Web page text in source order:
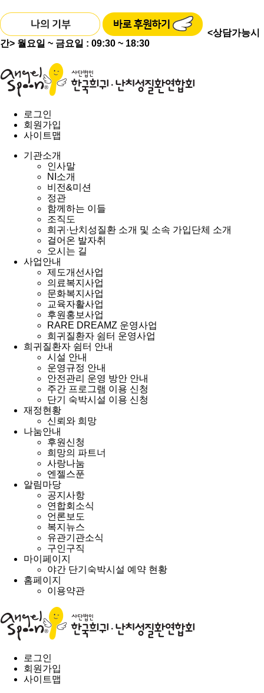
<상담가능시
간> 월요일 ~ 금요일 : 09:30 ~ 18:30
로그인
회원가입
사이트맵
기관소개
인사말
NI소개
비전&미션
정관
함께하는 이들
조직도
희귀·난치성질환 소개 및 소속 가입단체 소개
걸어온 발자취
오시는 길
사업안내
제도개선사업
의료복지사업
문화복지사업
교육자활사업
후원홍보사업
RARE DREAMZ 운영사업
희귀질환자 쉼터 운영사업
희귀질환자 쉼터 안내
시설 안내
운영규정 안내
안전관리 운영 방안 안내
주간 프로그램 이용 신청
단기 숙박시설 이용 신청
재정현황
신뢰와 희망
나눔안내
후원신청
희망의 파트너
사랑나눔
엔젤스푼
알림마당
공지사항
연합회소식
언론보도
복지뉴스
유관기관소식
구인구직
마이페이지
야간 단기숙박시설 예약 현황
홈페이지
이용약관
로그인
회원가입
사이트맵